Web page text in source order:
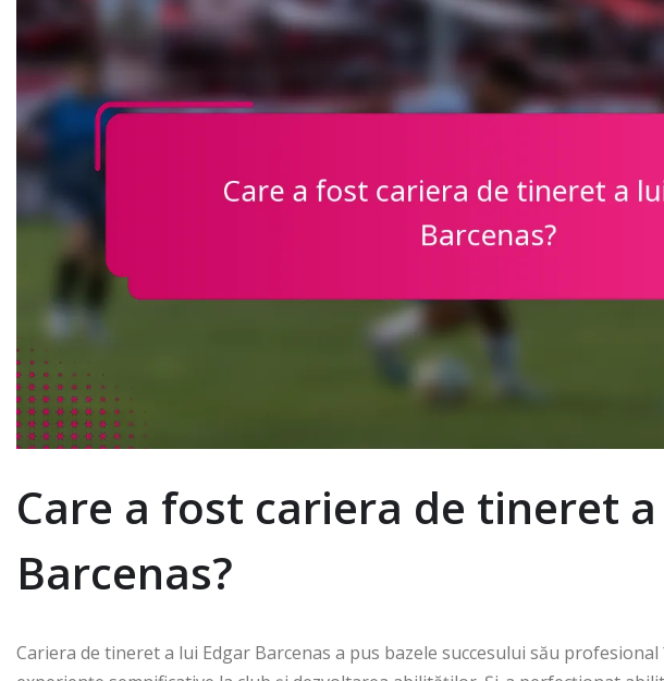
Care a fost cariera de tineret
Barcenas?
Cariera de tineret a lui Edgar Barcenas a pus bazele succesului său